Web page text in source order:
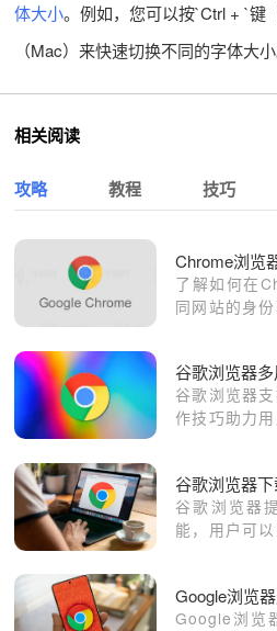
体大小。例如，您可以按`Ctrl + `键
（Mac）来快速切换不同的字体大小
相关阅读
攻略 教程 技巧
了解如何在
同网站的身
谷歌浏览器
谷歌浏览器
作技巧助力
谷歌浏览器
能，用户可
体验。
Google浏览
Google浏览